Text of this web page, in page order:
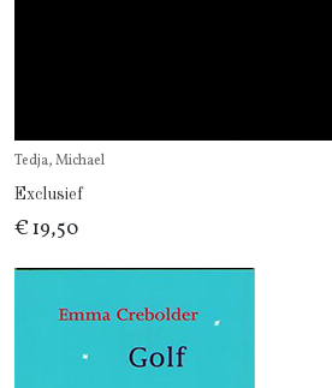
Tedja, Michael
Exclusief
€ 19,50